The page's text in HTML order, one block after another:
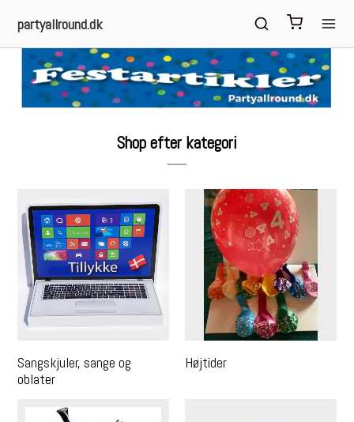
partyallround.dk
Shop efter kategori
Sangskjuler, sange og
oblater
Højtider